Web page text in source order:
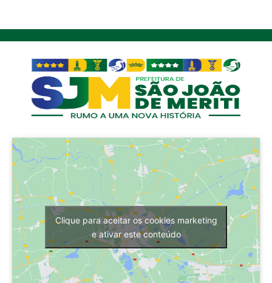
Clique para aceitar os cookies marketing
e ativar este conteúdo